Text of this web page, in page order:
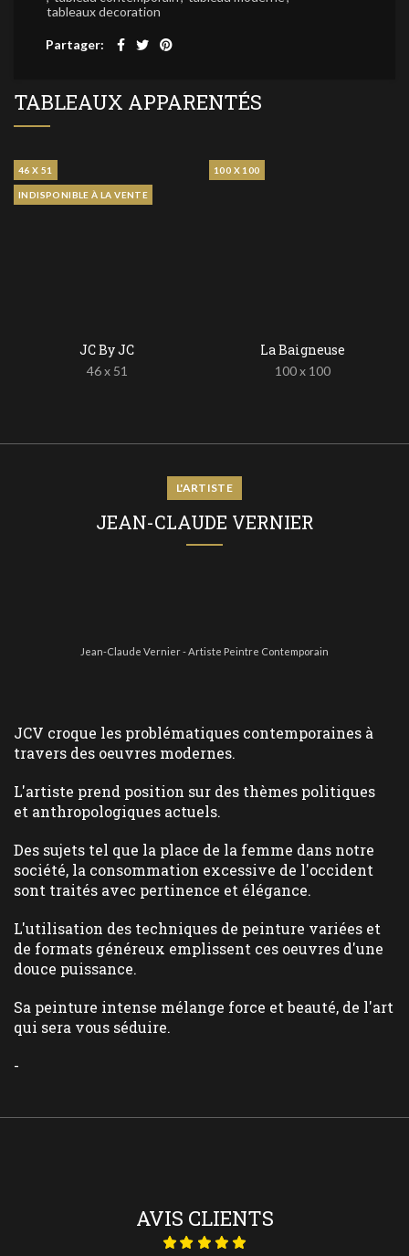
tableaux decoration
Partager
TABLEAUX APPARENTÉS
46 X 51
INDISPONIBLE À LA VENTE
JC By JC
46 x 51
100 X 100
La Baigneuse
100 x 100
L'ARTISTE
JEAN-CLAUDE VERNIER
Jean-Claude Vernier - Artiste Peintre Contemporain
JCV croque les problématiques contemporaines à
travers des oeuvres modernes.
L'artiste prend position sur des thèmes politiques
et anthropologiques actuels.
Des sujets tel que la place de la femme dans notre
société, la consommation excessive de l'occident
sont traités avec pertinence et élégance.
L'utilisation des techniques de peinture variées et
de formats généreux emplissent ces oeuvres d'une
douce puissance.
Sa peinture intense mélange force et beauté, de l'art
qui sera vous séduire.
-
AVIS CLIENTS